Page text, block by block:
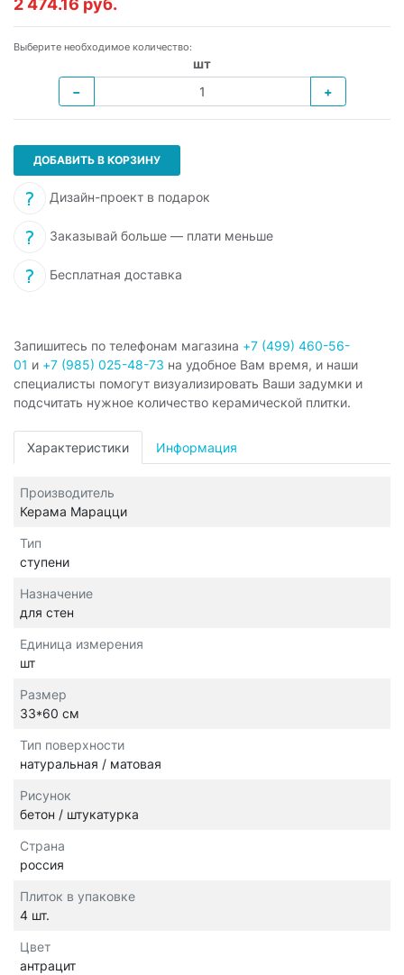
Выберите необходимое количество:
шт
−
+
ДОБАВИТЬ В КОРЗИНУ
Дизайн-проект в подарок
Заказывай больше — плати меньше
Бесплатная доставка
Запишитесь по телефонам магазина +7 (499) 460-56-
01 и +7 (985) 025-48-73 на удобное Вам время, и наши
специалисты помогут визуализировать Ваши задумки и
подсчитать нужное количество керамической плитки.
Характеристики Информация
Производитель
Керама Марацци
Тип
ступени
Назначение
для стен
Единица измерения
шт
Размер
33*60 см
Тип поверхности
натуральная / матовая
Рисунок
бетон / штукатурка
Страна
россия
Плиток в упаковке
4 шт.
Цвет
антрацит